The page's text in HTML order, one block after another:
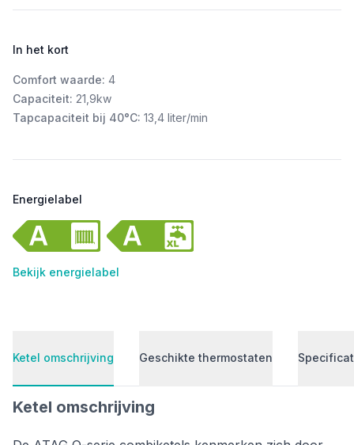
In het kort
Comfort waarde: 4
Capaciteit: 21,9kw
Tapcapaciteit bij 40°C: 13,4 liter/min
Energielabel
Bekijk energielabel
Ketel omschrijving Geschikte thermostaten
Ketel omschrijving